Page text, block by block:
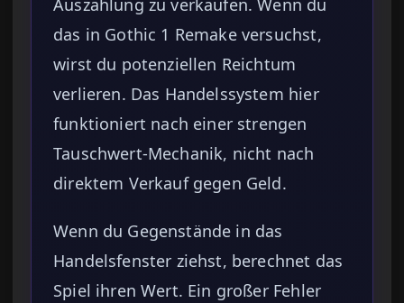
Auszahlung zu verkaufen. Wenn du
das in Gothic 1 Remake versuchst,
wirst du potenziellen Reichtum
verlieren. Das Handelssystem hier
funktioniert nach einer strengen
Tauschwert-Mechanik, nicht nach
direktem Verkauf gegen Geld.
Wenn du Gegenstände in das
Handelsfenster ziehst, berechnet das
Spiel ihren Wert. Ein großer Fehler